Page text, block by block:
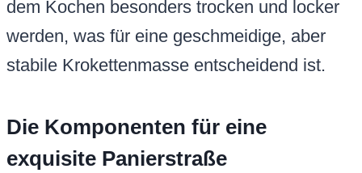
dem Kochen besonders trocken und locker
werden, was für eine geschmeidige, aber
stabile Krokettenmasse entscheidend ist.
Die Komponenten für eine
exquisite Panierstraße